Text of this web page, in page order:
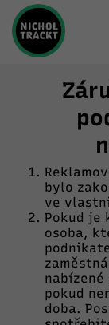
bylo
ve
Pokud je
osoba,
nabízené
pokud
doba.